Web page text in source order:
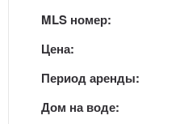
MLS номер:
Цена:
Период аренды:
Дом на воде: